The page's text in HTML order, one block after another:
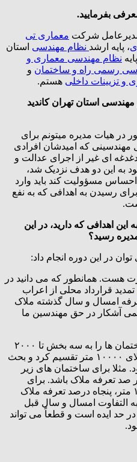
بفرمایید.
مدیرعامل شرکت معماری تی
، پایه ارشد نظام مهندسی استان
نظام مهندسی معماری و
رسمی راه و ساختمان و
تزیینات داخلی هستم.
استان تهران کاندید
در هیات مدیره میتونم برای
مهندسینی که امیدشان افرادی
ای غیر از اجرای عدالت و
به این دو هدف نزدیک شد،
مسؤولیت کند باید وارد
رسیدن به اهدافی که به نفع
اهدافی که دارید، در این
رسید؟
در این دوره انجام داد:
هست. همانطور که می دانید در
تمدید قرارداد محلی از اعراب
امسال و سال گذشته ملاک
آشکار در حق مهندسین ما
برای حل این مشکل می توان ساختمان ها را به سه بخش تا ۲۰۰۰
متر، ۲۰۰۰ متر تا ۱۰۰۰۰ متر و بالای ۱۰۰۰۰ متر تقسیم کرد و بحث
مثلا برای ساختمان های زیر
در صد تعرفه ملاک باشد. برای
ساختمان های ۲۰۰۰ متر تا ۱۰۰۰۰ متر، پنجاه درصد تعرفه ملاک
۱۰۰۰۰ متر، مابه التفاوت امسال و سال قبل
در حد ایده است و قطعاً می تواند